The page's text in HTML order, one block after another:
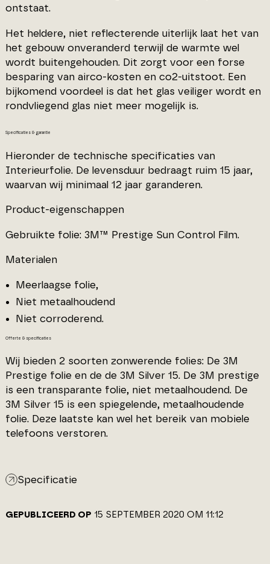
ontstaat.
Het heldere, niet reflecterende uiterlijk laat het van
het gebouw onveranderd terwijl de warmte wel
wordt buitengehouden. Dit zorgt voor een forse
besparing van airco-kosten en co2-uitstoot. Een
bijkomend voordeel is dat het glas veiliger wordt en
rondvliegend glas niet meer mogelijk is.
Specificaties & garantie
Hieronder de technische specificaties van
Interieurfolie. De levensduur bedraagt ruim 15 jaar,
waarvan wij minimaal 12 jaar garanderen.
Product-eigenschappen
Gebruikte folie: 3M™ Prestige Sun Control Film.
Materialen
Meerlaagse folie,
Niet metaalhoudend
Niet corroderend.
Offerte & specificaties
Wij bieden 2 soorten zonwerende folies: De 3M
Prestige folie en de de 3M Silver 15. De 3M prestige
is een transparante folie, niet metaalhoudend. De
3M Silver 15 is een spiegelende, metaalhoudende
folie. Deze laatste kan wel het bereik van mobiele
telefoons verstoren.
Specificatie
GEPUBLICEERD OP 15 SEPTEMBER 2020 OM 11:12